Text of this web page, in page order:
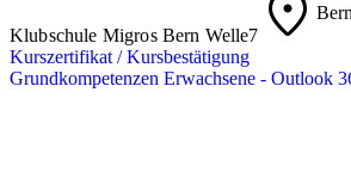
Klubschule Migros Bern Welle7
Bern
Kurszertifikat / Kursbestätigung
Grundkompetenzen Erwachsene - Outlook